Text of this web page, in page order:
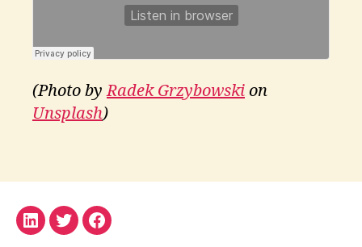
(Photo byRadek Grzybowski on
Unsplash)
li
g
n
c
u
LinkedIn
TwitterFacebook